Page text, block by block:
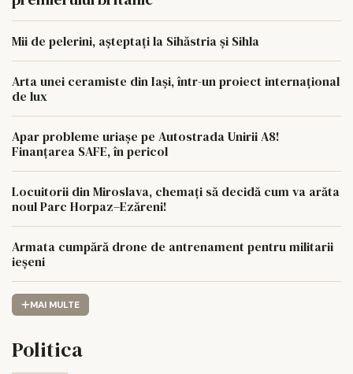
Mii de pelerini, așteptați la Sihăstria și Sihla
Arta unei ceramiste din Iași, într-un proiect internațional
de lux
Apar probleme uriașe pe Autostrada Unirii A8!
Finanțarea SAFE, în pericol
Locuitorii din Miroslava, chemați să decidă cum va arăta
noul Parc Horpaz–Ezăreni!
Armata cumpără drone de antrenament pentru militarii
ieșeni
MAI MULTE
Politica